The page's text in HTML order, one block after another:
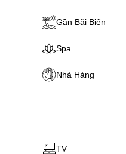
Gần Bãi Biển
Spa
Nhà Hàng
TV